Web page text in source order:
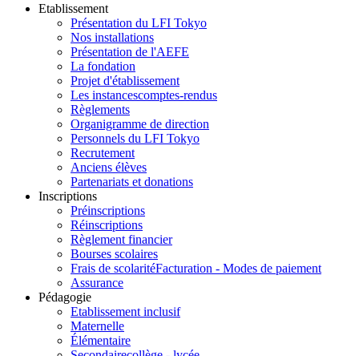
Etablissement
Présentation du LFI Tokyo
Nos installations
Présentation de l'AEFE
La fondation
Projet d'établissement
Les instancescomptes-rendus
Règlements
Organigramme de direction
Personnels du LFI Tokyo
Recrutement
Anciens élèves
Partenariats et donations
Inscriptions
Préinscriptions
Réinscriptions
Règlement financier
Bourses scolaires
Frais de scolaritéFacturation - Modes de paiement
Assurance
Pédagogie
Etablissement inclusif
Maternelle
Élémentaire